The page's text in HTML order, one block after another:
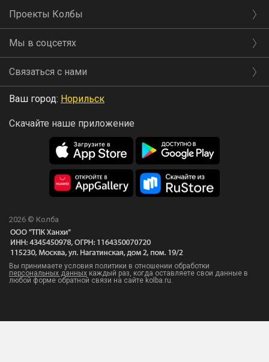
Проекты Колбы
Мы в соцсетях
Связаться с нами
Ваш город: Норильск
Скачайте наше приложение
2026 © Колба
Вы принимаете условия политики в отношении обработки
персональных данных каждый раз, когда оставляете свои данные в
любой форме обратной связи на сайте kolba.ru.